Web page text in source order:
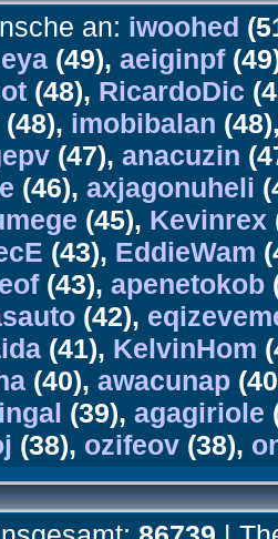
an: iwoohed
(49), aeiginpf
(48), RicardoDic
(48), imobibalan
(47), anacuzin
(46), axjagonuheli
(45), Kevinrex
(43), EddieWam
(43), apenetokob
(42),
(41), KelvinHom
(40), awacunap
(39), agagiriole
(38), ozifeov (38),